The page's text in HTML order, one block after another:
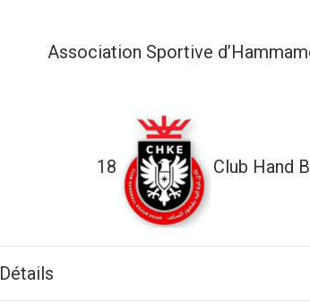
Association Sportive
18 Club Hand
Détails